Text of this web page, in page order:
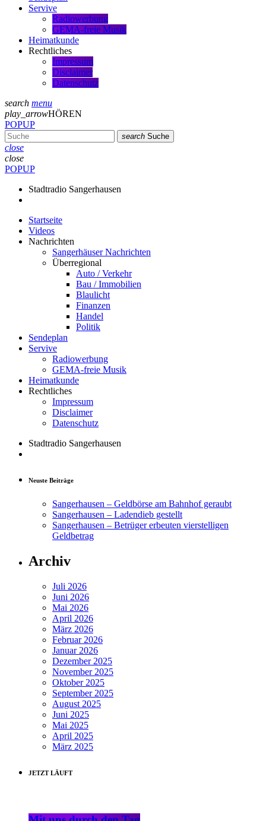
Servive
Radiowerbung
GEMA-freie Musik
Heimatkunde
Rechtliches
Impressum
Disclaimer
Datenschutz
search menu
play_arrowHÖREN
POPUP
search Suche
close
close
POPUP
Stadtradio Sangerhausen
Startseite
Videos
Nachrichten
Sangerhäuser Nachrichten
Überregional
Auto / Verkehr
Bau / Immobilien
Blaulicht
Finanzen
Handel
Politik
Sendeplan
Servive
Radiowerbung
GEMA-freie Musik
Heimatkunde
Rechtliches
Impressum
Disclaimer
Datenschutz
Stadtradio Sangerhausen
Neuste Beiträge
Sangerhausen – Geldbörse am Bahnhof geraubt
Sangerhausen – Ladendieb gestellt
Sangerhausen – Betrüger erbeuten vierstelligen
Geldbetrag
Archiv
Juli 2026
Juni 2026
Mai 2026
April 2026
März 2026
Februar 2026
Januar 2026
Dezember 2025
November 2025
Oktober 2025
September 2025
August 2025
Juni 2025
Mai 2025
April 2025
März 2025
JETZT LÄUFT